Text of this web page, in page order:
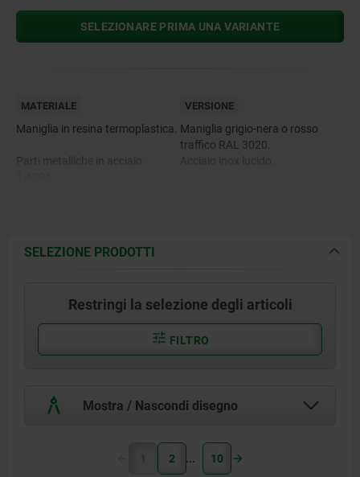
SELEZIONARE PRIMA UNA VARIANTE
MATERIALE
Maniglia in resina termoplastica.
VERSIONE
Maniglia grigio-nera o rosso
traffico RAL 3020.
SELEZIONE PRODOTTI
Restringi la selezione degli articoli
FILTRO
Mostra / Nascondi disegno
1 2 10